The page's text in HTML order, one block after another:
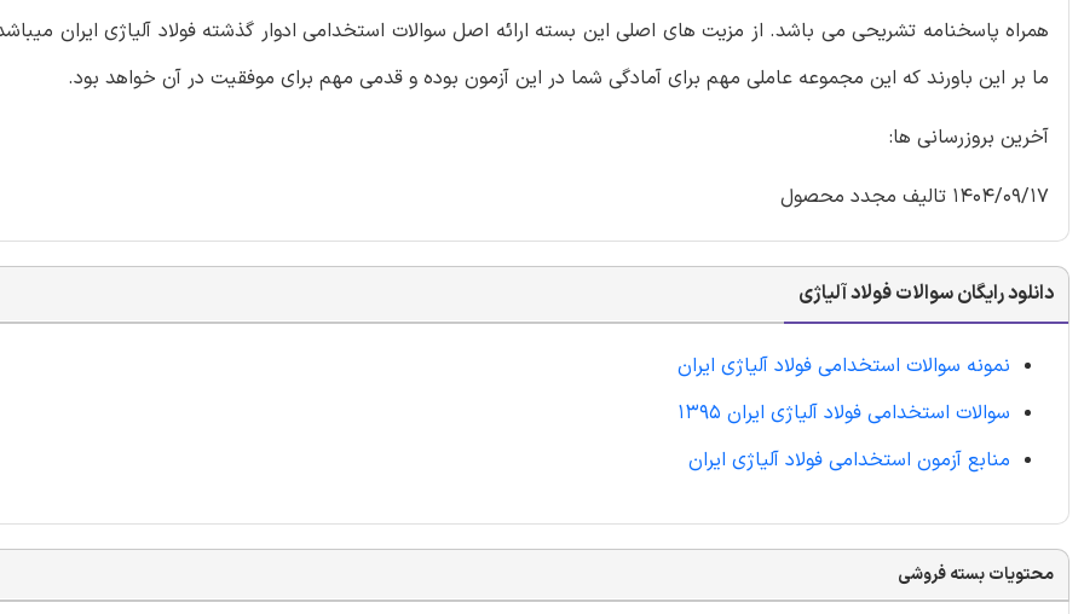
همراه پاسخنامه تشریحی می باشد. از مزیت های اصلی این بسته ارائه اصل سوالات استخدامی ادوار گذشته فولاد آلیاژی ایران
ما بر این باورند که این مجموعه عاملی مهم برای آمادگی شما در این آزمون بوده و قدمی مهم برای موفقیت در آن خواهد بود.
آخرین بروزرسانی ها:
1404/09/17 تالیف مجدد محصول
دانلود رایگان سوالات فولاد آلیاژی
نمونه سوالات استخدامی فولاد آلیاژی ایران
سوالات استخدامی فولاد آلیاژی ایران 1395
منابع آزمون استخدامی فولاد آلیاژی ایران
محتویات بسته فروشی